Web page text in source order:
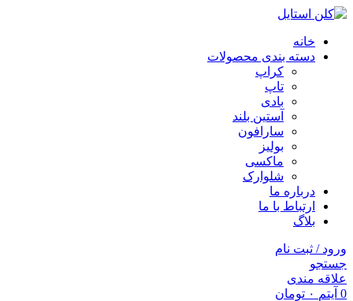
خانه
دسته بندی محصولات
کراپ
تاپ
بادی
آستین بلند
سارافون
بولیز
ماکسی
شلوارک
درباره ما
ارتباط با ما
بلاگ
ورود / ثبت نام
جستجو
علاقه مندی
0 آیتم ۰ تومان